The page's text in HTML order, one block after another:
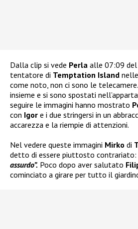
Dalla clip si vede Perla alle 07:09
tentatore di Temptation Island
come noto, non ci sono le
insieme e si sono spostati
seguire le immagini hanno mostrato
con Igor e i due stringersi in un
accarezza e la riempie di attenzioni.
Nel vedere queste immagini Mirko di
detto di essere piuttosto contrariato:
assurdo”. Poco dopo aver salutato
cominciato a girare per tutto il